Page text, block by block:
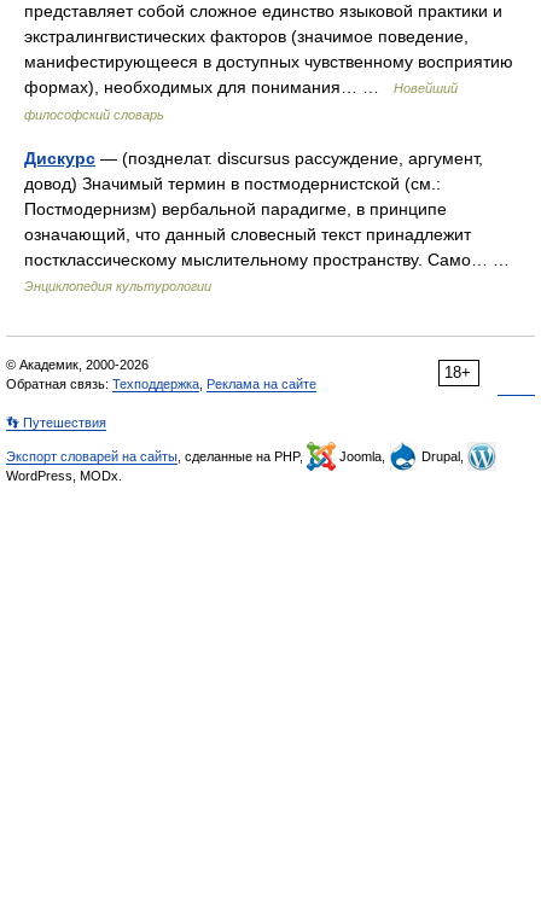
представляет собой сложное единство языковой практики и
экстралингвистических факторов (значимое поведение,
манифестирующееся в доступных чувственному восприятию
формах), необходимых для понимания… …
Новейший
философский словарь
Дискурс — (позднелат. discursus рассуждение, аргумент,
довод) Значимый термин в постмодернистской (см.:
Постмодернизм) вербальной парадигме, в принципе
означающий, что данный словесный текст принадлежит
постклассическому мыслительному пространству. Само… …
Энциклопедия культурологии
18+
© Академик, 2000-2026
Обратная связь: Техподдержка Реклама на сайте
👣 Путешествия
Экспорт словарей на сайты , сделанные на PHP, Joomla,
Drupal,
WordPress, MODx.